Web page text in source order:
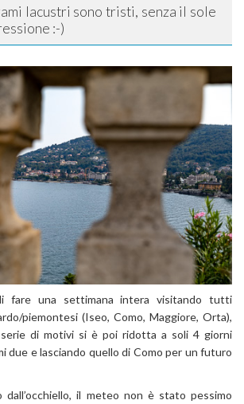
lacustri sono tristi, senza il sole
:-)
fare una settimana intera visitando tutti
piemontesi (Iseo, Como, Maggiore, Orta),
serie di motivi si è poi ridotta a soli 4 giorni
due e lasciando quello di Como per un futuro
dall’occhiello, il meteo non è stato pessimo